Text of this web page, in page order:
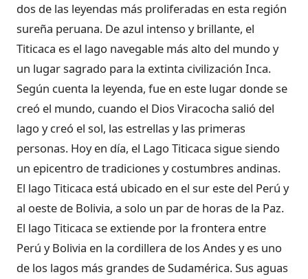
dos de las leyendas más proliferadas en esta región
sureña peruana. De azul intenso y brillante, el
Titicaca es el lago navegable más alto del mundo y
un lugar sagrado para la extinta civilización Inca.
Según cuenta la leyenda, fue en este lugar donde se
creó el mundo, cuando el Dios Viracocha salió del
lago y creó el sol, las estrellas y las primeras
personas. Hoy en día, el Lago Titicaca sigue siendo
un epicentro de tradiciones y costumbres andinas.
El lago Titicaca está ubicado en el sur este del Perú y
al oeste de Bolivia, a solo un par de horas de la Paz.
El lago Titicaca se extiende por la frontera entre
Perú y Bolivia en la cordillera de los Andes y es uno
de los lagos más grandes de Sudamérica. Sus aguas